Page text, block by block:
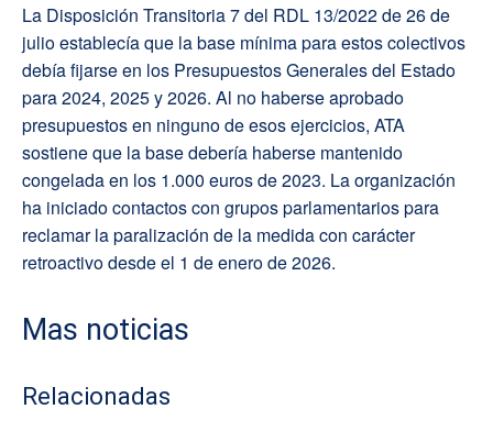
La Disposición Transitoria 7 del RDL 13/2022 de 26 de
julio establecía que la base mínima para estos colectivos
debía fijarse en los Presupuestos Generales del Estado
para 2024, 2025 y 2026. Al no haberse aprobado
presupuestos en ninguno de esos ejercicios, ATA
sostiene que la base debería haberse mantenido
congelada en los 1.000 euros de 2023. La organización
ha iniciado contactos con grupos parlamentarios para
reclamar la paralización de la medida con carácter
retroactivo desde el 1 de enero de 2026.
Mas noticias
Relacionadas